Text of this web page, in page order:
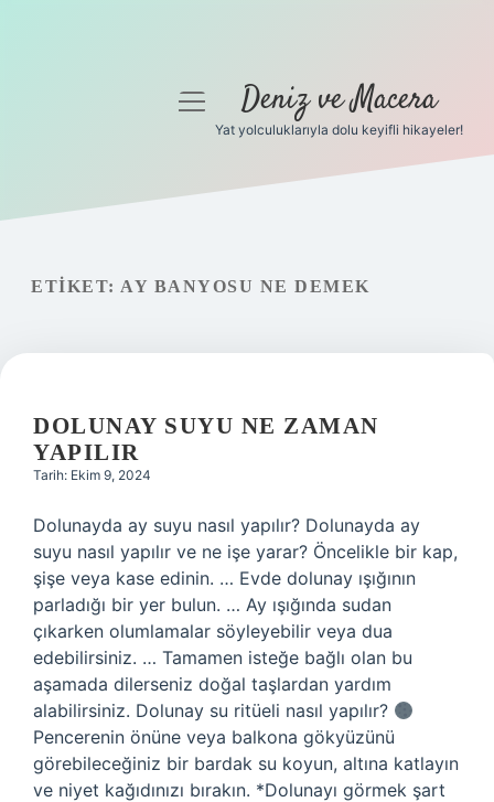
Gizlilik Politikası
menüyüDeniz ve Macera
Yat yolculuklarıyla dolu keyifli hikayeler!
ETIKET: AY BANYOSU NE DEMEK
DOLUNAY SUYU NE ZAMAN
YAPILIR
Tarih: Ekim 9, 2024
Dolunayda ay suyu nasıl yapılır? Dolunayda ay
suyu nasıl yapılır ve ne işe yarar? Öncelikle bir kap,
şişe veya kase edinin. … Evde dolunay ışığının
parladığı bir yer bulun. … Ay ışığında sudan
çıkarken olumlamalar söyleyebilir veya dua
edebilirsiniz. … Tamamen isteğe bağlı olan bu
aşamada dilerseniz doğal taşlardan yardım
alabilirsiniz. Dolunay su ritüeli nasıl yapılır?
Pencerenin önüne veya balkona gökyüzünü
görebileceğiniz bir bardak su koyun, altına katlayın
ve niyet kağıdınızı bırakın. *Dolunayı görmek şart